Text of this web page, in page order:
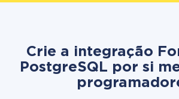
Crie a integração
PostgreSQL por si